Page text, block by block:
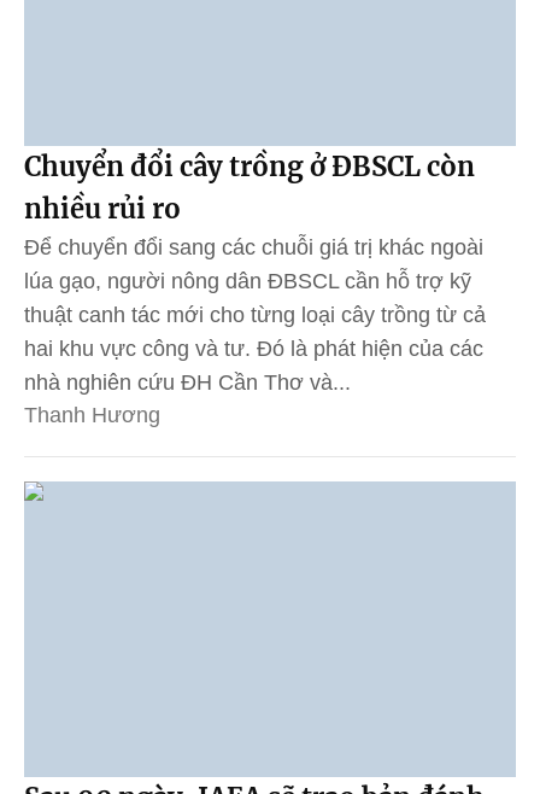
Chuyển đổi cây trồng ở ĐBSCL còn
nhiều rủi ro
Để chuyển đổi sang các chuỗi giá trị khác ngoài
lúa gạo, người nông dân ĐBSCL cần hỗ trợ kỹ
thuật canh tác mới cho từng loại cây trồng từ cả
hai khu vực công và tư. Đó là phát hiện của các
nhà nghiên cứu ĐH Cần Thơ và...
Thanh Hương